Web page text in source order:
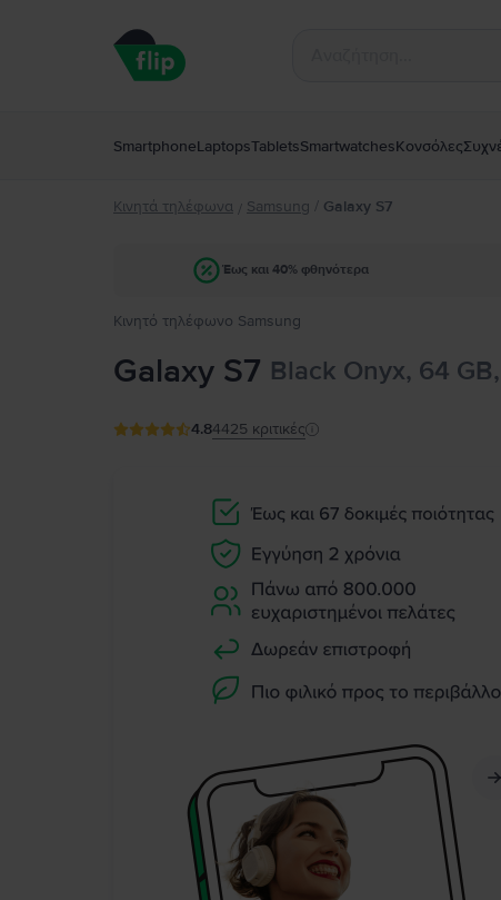
SmartphoneLaptopsTabletsSmartwatchesΚονσόλες
Κινητά τηλέφωνα / Samsung / Galaxy S7
Έως και 40% φθηνότερα
Κινητό τηλέφωνο Samsung
Galaxy S7 Black Onyx, 64
4.84425 κριτικές